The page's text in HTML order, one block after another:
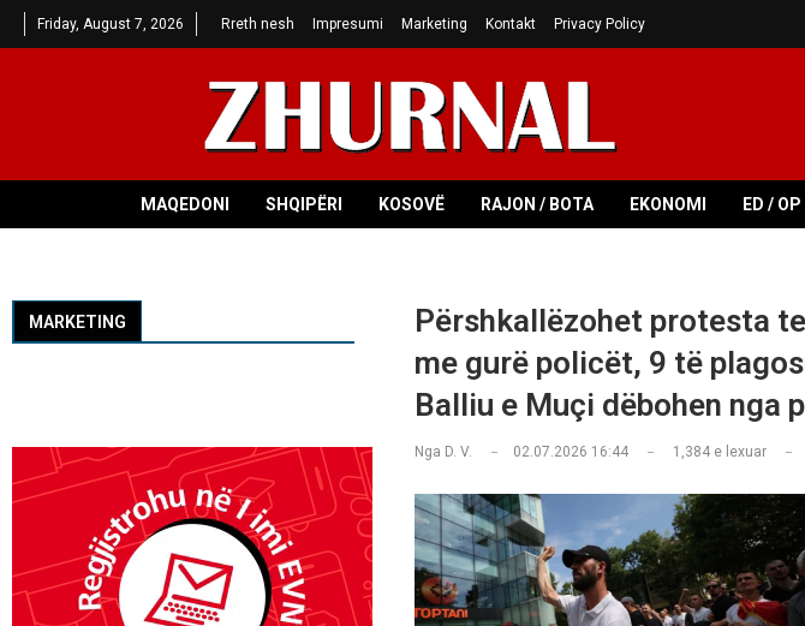
Friday, August 7, 2026 Rreth nesh Impresumi Marketing Kontakt Privacy Policy
MAQEDONI SHQIPËRI KOSOVË RAJON / BOTA EKONOMI ED / OP
Përshkallëzohet protesta
me gurë policët, 9 të
Balliu e Muçi dëbohen nga
Nga D. V. 02.07.2026 16:44 1,384e lexuar
MARKETING